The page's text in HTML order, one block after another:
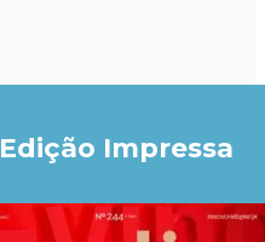
Edição Impressa